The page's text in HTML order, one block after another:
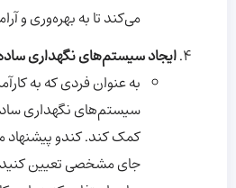
می‌کند تا به بهره‌وری و
ایجاد سیستم‌های نگهداری ساده
به عنوان فردی که به
سیستم‌های نگهداری
کمک کند. کندو پیشنهاد
جای مشخصی تعیین